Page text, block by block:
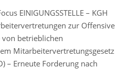
EINIGUNGSSTELLE – KGH
zur Offensive
betrieblichen
Mitarbeitervertretungsgesetz
– Erneute Forderung nach